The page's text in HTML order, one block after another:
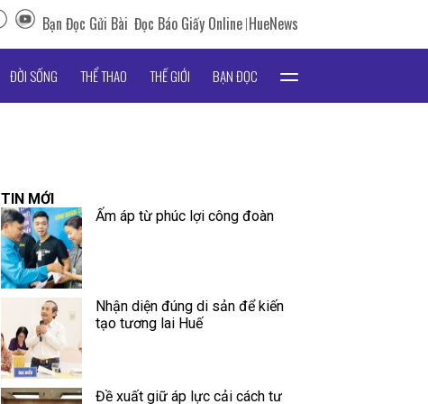
Bạn Đọc Gửi Bài Đọc Báo Giấy Online HueNews
ĐỜI SỐNG THỂ THAO THẾ GIỚI BẠN ĐỌC
TIN MỚI
Ấm áp từ phúc lợi công đoàn
Nhận diện đúng di sản để kiến
tạo tương lai Huế
Đề xuất giữ áp lực cải cách tư